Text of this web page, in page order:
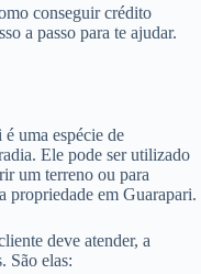
conseguir crédito
a passo para te ajudar.
uma espécie de
Ele pode ser utilizado
um terreno ou para
propriedade em Guarapari.
deve atender, a
São elas: